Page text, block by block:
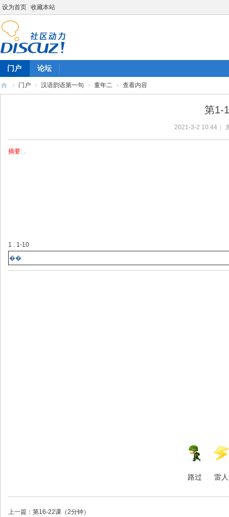
设为首页 收藏本站
门户 论坛
› 门户 › 汉语韵语第一句 › 童年二 › 查看内容
第1-
2021-3-2 10:44
摘要: .
1 . 1-10
��
路过 雷人
上一篇： 第16-22课（2分钟）